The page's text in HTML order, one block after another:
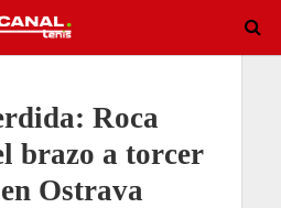
Roca
brazo a torcer
Ostrava